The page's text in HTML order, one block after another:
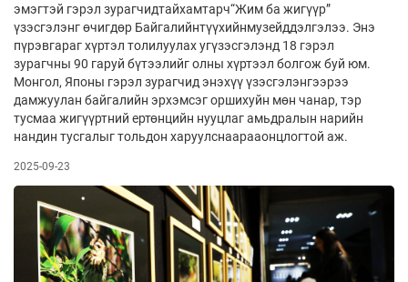
эмэгтэй гэрэл зурагчидтайхамтарч“Жим ба жигүүр”
үзэсгэлэнг өчигдөр Байгалийнтүүхийнмузейддэлгэлээ. Энэ
пүрэвгараг хүртэл толилуулах угүзэсгэлэнд 18 гэрэл
зурагчны 90 гаруй бүтээлийг олны хүртээл болгож буй юм.
Монгол, Японы гэрэл зурагчид энэхүү үзэсгэлэнгээрээ
дамжуулан байгалийн эрхэмсэг оршихуйн мөн чанар, тэр
тусмаа жигүүртний ертөнцийн нууцлаг амьдралын нарийн
нандин тусгалыг тольдон харуулснаарааонцлогтой аж.
2025-09-23